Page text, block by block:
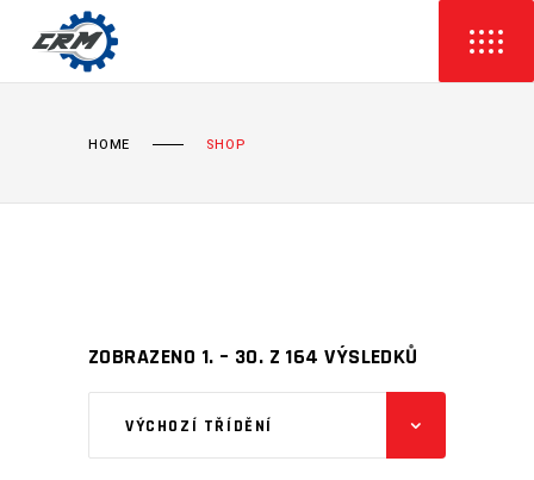
HOME SHOP
ZOBRAZENO 1. – 30. Z 164 VÝSLEDKŮ
VÝCHOZÍ TŘÍDĚNÍ